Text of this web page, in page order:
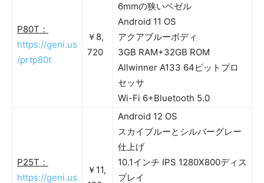
P80T：
https://geni.us
/prtp80t
￥8,
720
6mmの狭いベゼル
Android 11 OS
アクアブルーボディ
3GB RAM+32GB ROM
Allwinner A133 64ビットプロ
セッサ
Wi-Fi 6+Bluetooth 5.0
P25T：
https://geni.us
￥11,
Android 12 OS
スカイブルーとシルバーグレー
仕上げ
10.1インチ IPS 1280X800ディス
プレイ